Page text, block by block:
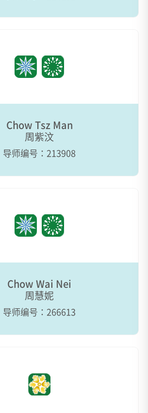
Chow Tsz Man
周紫汶
导师编号：213908
Chow Wai Nei
周慧妮
导师编号：266613